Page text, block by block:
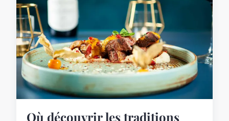
Où découvrir les traditions